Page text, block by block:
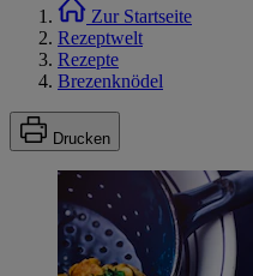
Zur Startseite
Rezeptwelt
Rezepte
Brezenknödel
Drucken